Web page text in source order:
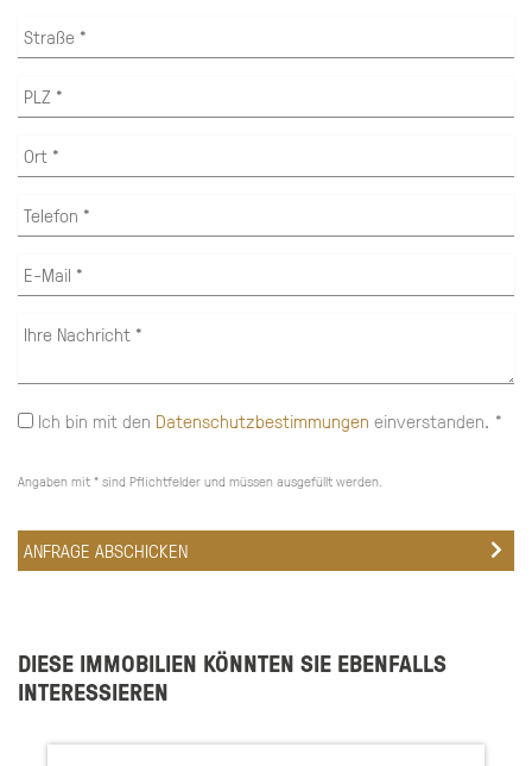
Ich bin mit den Datenschutzbestimmungen einverstanden. *
Angaben mit * sind Pflichtfelder und müssen ausgefüllt werden.
DIESE IMMOBILIEN KÖNNTEN SIE EBENFALLS
INTERESSIEREN